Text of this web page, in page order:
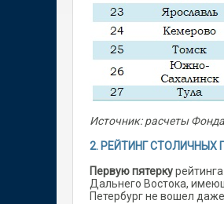
Источник: расчеты
2. РЕЙТИНГ СТОЛИЧНЫХ
Первую пятерку
Дальнего Востока,
Петербург не вошел